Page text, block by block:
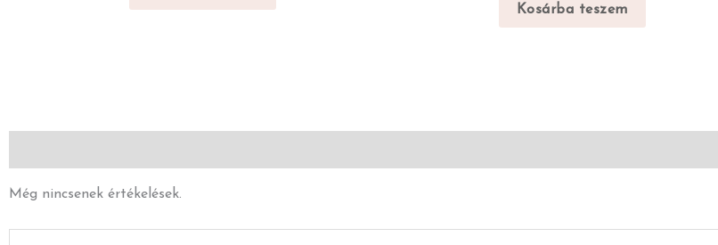
Kosárba teszem
Még nincsenek értékelések.